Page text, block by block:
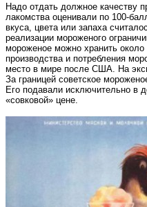
Надо отдать должное качеству
лакомства оценивали по 100-
вкуса, цвета или запаха
реализации мороженого
мороженое можно хранить
производства и потребления
место в мире после США. На
За границей советское
Его подавали исключительно в
«совковой» цене.